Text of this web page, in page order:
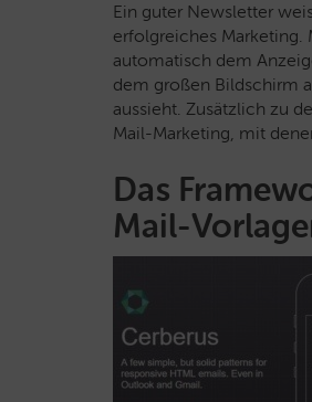
Ein guter Newsletter
erfolgreiches Marketing.
automatisch dem
dem großen Bildschirm
aussieht. Zusätzlich zu
Mail-Marketing, mit
Das
Mail-